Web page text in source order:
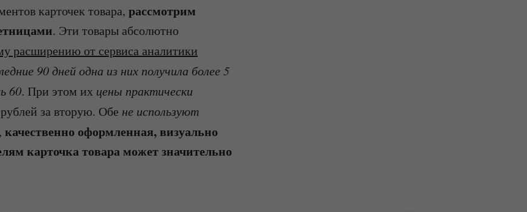
карточек товара, рассмотрим
. Эти товары абсолютно
расширению от сервиса аналитики
90 дней одна из них получила более 5
60. При этом их цены практически
за вторую. Обе не используют
качественно оформленная, визуально
карточка товара может значительно